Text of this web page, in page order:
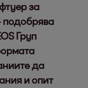
за
подобрява
Груп
да
и опит